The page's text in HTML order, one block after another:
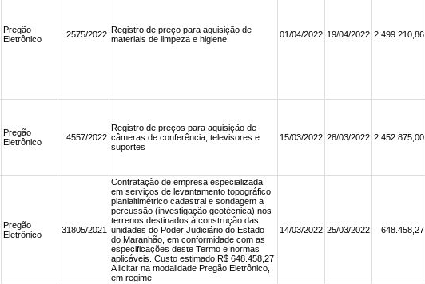
Pregão
Eletrônico
2575/2022 Registro de preço para aquisição de
materiais de limpeza e higiene.
01/04/2022 19/04/2022 2.499.210,86
Pregão
Eletrônico
4557/2022
Registro de preços para aquisição de
câmeras de conferência, televisores e
suportes
15/03/2022 28/03/2022 2.452.875,00
Pregão
Eletrônico
31805/2021
Contratação de empresa especializada
em serviços de levantamento topográfico
planialtimétrico cadastral e sondagem a
percussão (investigação geotécnica) nos
terrenos destinados à construção das
unidades do Poder Judiciário do Estado
do Maranhão, em conformidade com as
especificações deste Termo e normas
aplicáveis. Custo estimado R$ 648.458,27
A licitar na modalidade Pregão Eletrônico,
em regime
14/03/2022 25/03/2022 648.458,27